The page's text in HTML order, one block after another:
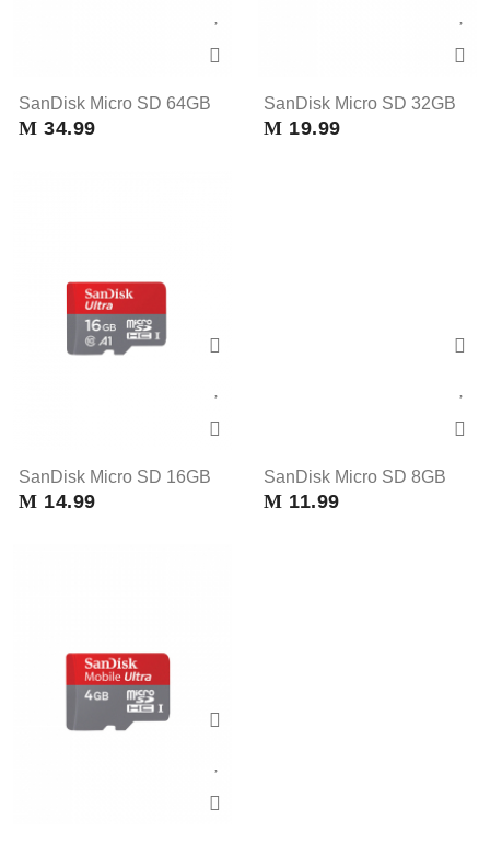
SanDisk Micro SD 64GB
M 34.99
SanDisk Micro SD 32GB
M 19.99
SanDisk Micro SD 16GB
M 14.99
SanDisk Micro SD 8GB
M 11.99